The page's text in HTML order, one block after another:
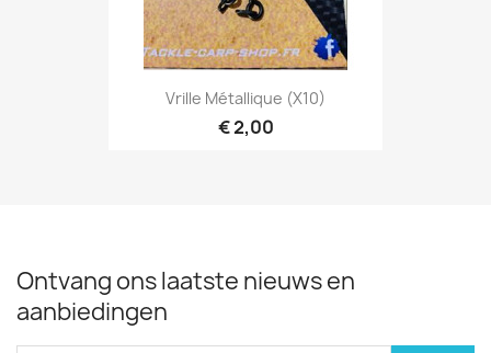
Vrille Métallique (x10)
€ 2,00
Ontvang ons laatste nieuws en
aanbiedingen